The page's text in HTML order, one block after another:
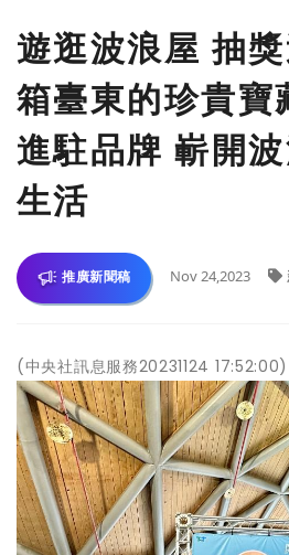
遊逛波浪屋 抽
箱臺東的珍貴寶
進駐品牌 嶄開
生活
推廣新聞稿 Nov 24,2023
(中央社訊息服務20231124 17:52:00)